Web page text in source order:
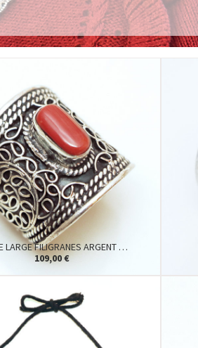
LARGE FILIGRANES ARGENT …
109,00 €